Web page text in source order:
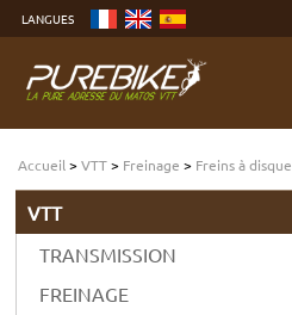
contenu
menu
Aller
LANGUES
Accueil >VTT> Freinage > Freins à disque
VTT
TRANSMISSION
FREINAGE